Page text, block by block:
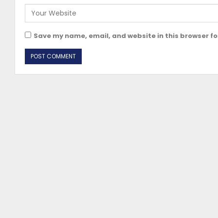
Save my name, email, and website in this browser